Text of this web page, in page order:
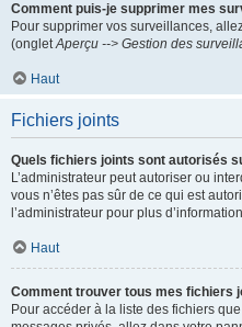
Comment puis-je supprimer mes
Pour supprimer vos surveillances,
(ongletAperçu --> Gestion des
Haut
Fichiers joints
Quels fichiers joints sont autorisés
L’administrateur peut autoriser ou
vous n’êtes pas sûr de ce qui est
l’administrateur pour plus
Haut
Comment trouver tous mes fichiers
Pour accéder à la liste des fichiers